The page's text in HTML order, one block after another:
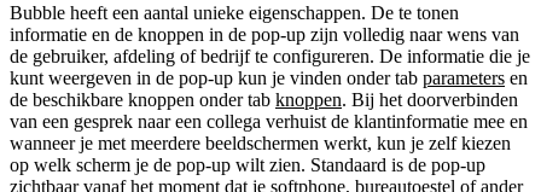
Bubble heeft een aantal unieke eigenschappen. De te tonen
informatie en de knoppen in de pop-up zijn volledig naar wens van
de gebruiker, afdeling of bedrijf te configureren. De informatie die je
kunt weergeven in de pop-up kun je vinden onder tab parameters en
de beschikbare knoppen onder tab knoppen. Bij het doorverbinden
van een gesprek naar een collega verhuist de klantinformatie mee en
wanneer je met meerdere beeldschermen werkt, kun je zelf kiezen
op welk scherm je de pop-up wilt zien. Standaard is de pop-up
zichtbaar vanaf het moment dat je softphone, bureautoestel of ander